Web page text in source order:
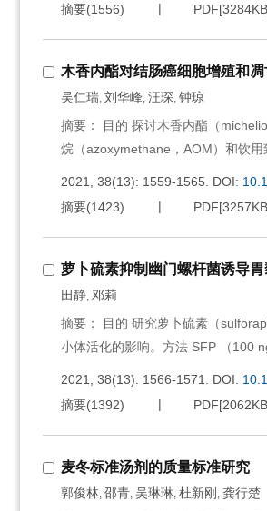
摘要(1556) PDF[3284KB
木香内酯对结肠癌细胞增殖和
吴仁瑞, 刘华峰, 汪琛, 钟琼
摘要： 目的 探讨木香内酯（
烷（azoxymethane，AOM）和饮
2021, 38(13): 1559-1565. DOI:
摘要(1423) PDF[3257KB
萝卜硫素抑制幽门螺杆菌诱导
田静, 邓莉
摘要： 目的 研究萝卜硫素（
小体活化的影响。方法 SFP （100
2021, 38(13): 1566-1571. DOI:
摘要(1392) PDF[2062KB
麦冬标准汤剂的质量标准研究
郭俊林, 邵青, 吴琳琳, 杜新刚 , 龚行楚